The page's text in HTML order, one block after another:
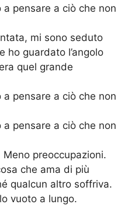
pensare a ciò che non
mi sono seduto
ho guardato l’angolo
quel grande
pensare a ciò che non
pensare a ciò che non
preoccupazioni.
che ama di più
qualcun altro soffriva.
vuoto a lungo.